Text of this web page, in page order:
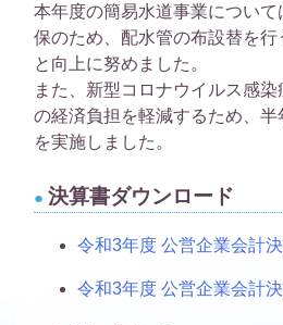
本年度の簡易水道事業につい
保のため、配水管の布設替を
と向上に努めました。
また、新型コロナウイルス感
の経済負担を軽減するため、
を実施しました。
決算書ダウンロード
令和3年度 公営企業会計
令和3年度 公営企業会計